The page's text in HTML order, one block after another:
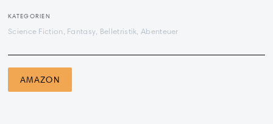
KATEGORIEN
Science Fiction, Fantasy, Belletristik, Abenteuer
AMAZON